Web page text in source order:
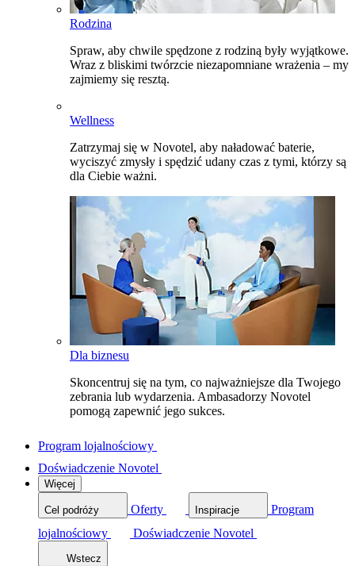
Rodzina
Spraw, aby chwile spędzone z rodziną były wyjątkowe.
Wraz z bliskimi twórzcie niezapomniane wrażenia – my
zajmiemy się resztą.
Wellness
Zatrzymaj się w Novotel, aby naładować baterie,
wyciszyć zmysły i spędzić udany czas z tymi, którzy są
dla Ciebie ważni.
Dla biznesu
Skoncentruj się na tym, co najważniejsze dla Twojego
zebrania lub wydarzenia. Ambasadorzy Novotel
pomogą zapewnić jego sukces.
Program lojalnościowy
Doświadczenie Novotel
Więcej
Cel podróży Oferty Inspiracje
Program
lojalnościowy
Doświadczenie Novotel
Wstecz